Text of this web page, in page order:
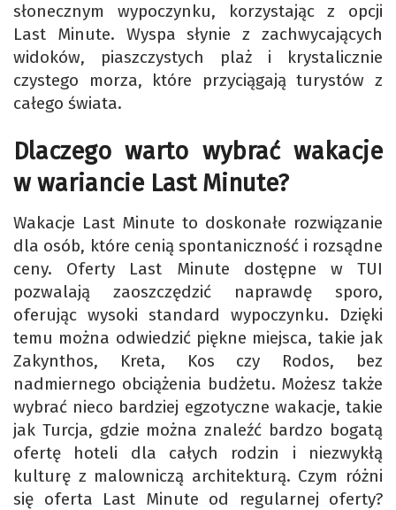
słonecznym wypoczynku, korzystając z opcji
Last Minute. Wyspa słynie z zachwycających
widoków, piaszczystych plaż i krystalicznie
czystego morza, które przyciągają turystów z
całego świata.
Dlaczego warto wybrać wakacje
w wariancie Last Minute?
Wakacje Last Minute to doskonałe rozwiązanie
dla osób, które cenią spontaniczność i rozsądne
ceny. Oferty Last Minute dostępne w TUI
pozwalają zaoszczędzić naprawdę sporo,
oferując wysoki standard wypoczynku. Dzięki
temu można odwiedzić piękne miejsca, takie jak
Zakynthos, Kreta, Kos czy Rodos, bez
nadmiernego obciążenia budżetu. Możesz także
wybrać nieco bardziej egzotyczne wakacje, takie
jak Turcja, gdzie można znaleźć bardzo bogatą
ofertę hoteli dla całych rodzin i niezwykłą
kulturę z malowniczą architekturą. Czym różni
się oferta Last Minute od regularnej oferty?